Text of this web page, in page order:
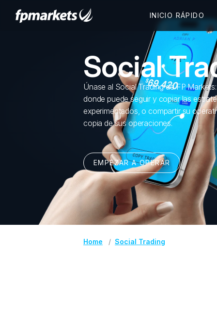
Social
Únase al Social Trading de FP
donde puede seguir y copiar las
experimentados, o compartir su
copia de sus operaciones.
EMPEZAR A OPERAR
Home Social Trading